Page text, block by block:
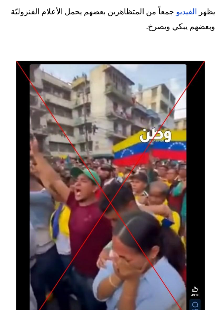
يظهر الفيديو جمعاً من المتظاهرين بعضهم يحمل الأعلام الفنزوليّة
وبعضهم يبكي ويصرخ.
Image